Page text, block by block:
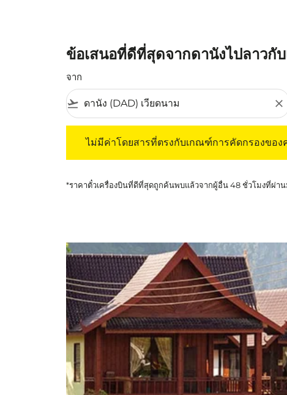
ข้อเสนอที่ดีที่สุดจากดานังไปลาวกั
จาก
flight_takeoff close
ไม่มีค่าโดยสารที่ตรงกับเกณฑ์การคัดกรองขอ
*ราคาตั๋วเครื่องบินที่ดีที่สุดถูกค้นพบแล้วจากผู้อื่น 48 ชั่วโมงที่ผ่าน